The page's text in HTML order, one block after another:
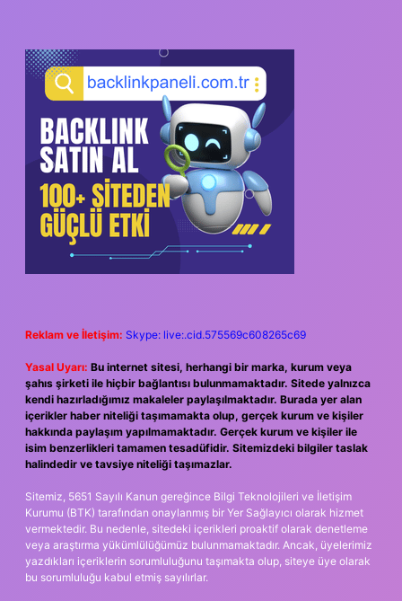
Reklam ve İletişim: Skype: live:.cid.575569c608265c69
Yasal Uyarı: Bu internet sitesi, herhangi bir marka, kurum veya
şahıs şirketi ile hiçbir bağlantısı bulunmamaktadır. Sitede yalnızca
kendi hazırladığımız makaleler paylaşılmaktadır. Burada yer alan
içerikler haber niteliği taşımamakta olup, gerçek kurum ve kişiler
hakkında paylaşım yapılmamaktadır. Gerçek kurum ve kişiler ile
isim benzerlikleri tamamen tesadüfidir. Sitemizdeki bilgiler taslak
halindedir ve tavsiye niteliği taşımazlar.
Sitemiz, 5651 Sayılı Kanun gereğince Bilgi Teknolojileri ve İletişim
Kurumu (BTK) tarafından onaylanmış bir Yer Sağlayıcı olarak hizmet
vermektedir. Bu nedenle, sitedeki içerikleri proaktif olarak denetleme
veya araştırma yükümlülüğümüz bulunmamaktadır. Ancak, üyelerimiz
yazdıkları içeriklerin sorumluluğunu taşımakta olup, siteye üye olarak
bu sorumluluğu kabul etmiş sayılırlar.